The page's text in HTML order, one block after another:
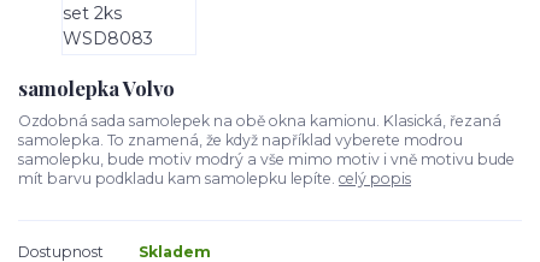
samolepka Volvo
Ozdobná sada samolepek na obě okna kamionu. Klasická, řezaná
samolepka. To znamená, že když například vyberete modrou
samolepku, bude motiv modrý a vše mimo motiv i vně motivu bude
mít barvu podkladu kam samolepku lepíte. celý popis
Dostupnost
Skladem